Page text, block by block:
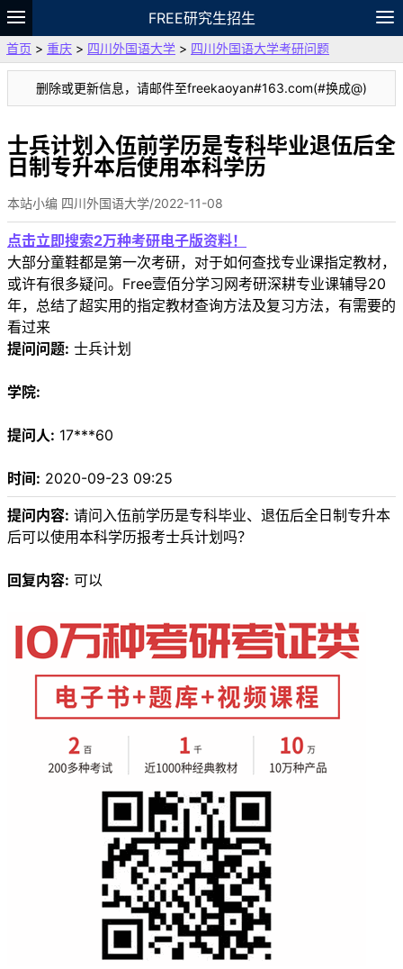
FREE研究生招生
题库
故事 专题 APP 笔记
论坛
VIP
资料
首页 > 重庆 > 四川外国语大学 > 四川外国语大学考研问题
删除或更新信息，请邮件至freekaoyan#163.com(#换成@)
士兵计划入伍前学历是专科毕业退伍后全
日制专升本后使用本科学历
本站小编 四川外国语大学/2022-11-08
点击立即搜索2万种考研电子版资料！
大部分童鞋都是第一次考研，对于如何查找专业课指定教材，
或许有很多疑问。Free壹佰分学习网考研深耕专业课辅导20
年，总结了超实用的指定教材查询方法及复习方法，有需要的
看过来
提问问题: 士兵计划
学院:
提问人: 17***60
时间: 2020-09-23 09:25
提问内容: 请问入伍前学历是专科毕业、退伍后全日制专升本
后可以使用本科学历报考士兵计划吗？
回复内容: 可以